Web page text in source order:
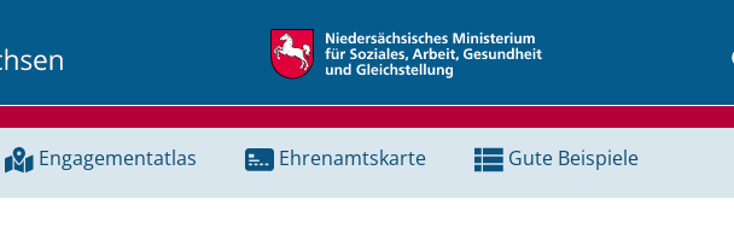
Engagementatlas Ehrenamtskarte Gute Beispiele